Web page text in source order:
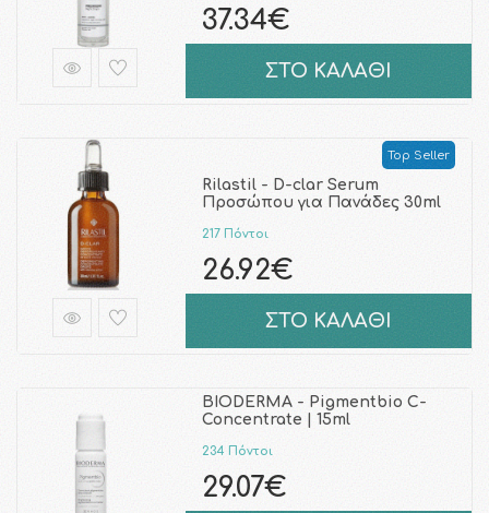
37.34€
ΣΤΟ ΚΑΛΑΘΙ
Top Seller
Rilastil - D-clar Serum
Προσώπου για Πανάδες 30ml
217 Πόντοι
26.92€
ΣΤΟ ΚΑΛΑΘΙ
BIODERMA - Pigmentbio C-
Concentrate | 15ml
234 Πόντοι
29.07€